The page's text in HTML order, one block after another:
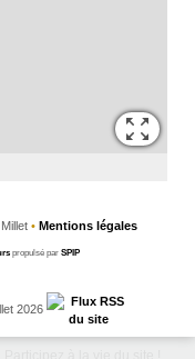
• Mentions légales
propulsé par SPIP
2026